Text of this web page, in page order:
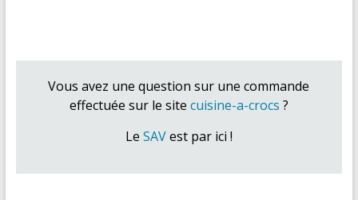
Vous avez une question sur une commande
effectuée sur le site cuisine-a-crocs ?
Le SAVest par ici !